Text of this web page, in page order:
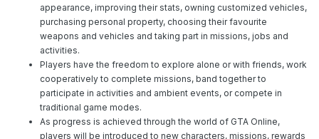
appearance, improving their stats, owning customized vehicles,
purchasing personal property, choosing their favourite
weapons and vehicles and taking part in missions, jobs and
activities.
Players have the freedom to explore alone or with friends, work
cooperatively to complete missions, band together to
participate in activities and ambient events, or compete in
traditional game modes.
As progress is achieved through the world of GTA Online,
players will be introduced to new characters, missions, rewards